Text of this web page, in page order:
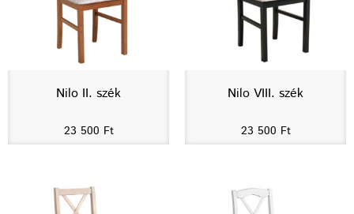
Nilo II. szék
23 500 Ft
Nilo VIII. szék
23 500 Ft